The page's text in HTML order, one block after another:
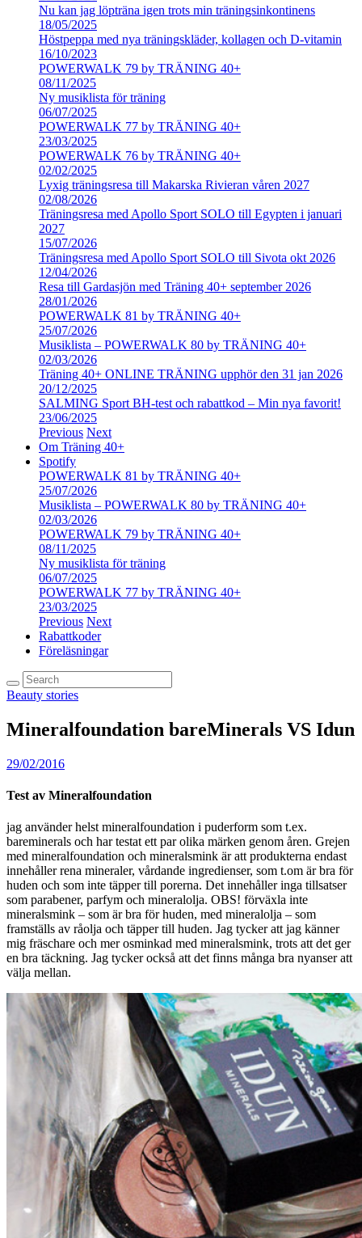
Nu kan jag löpträna igen trots min träningsinkontinens
18/05/2025
Höstpeppa med nya träningskläder, kollagen och D-vitamin
16/10/2023
POWERWALK 79 by TRÄNING 40+
08/11/2025
Ny musiklista för träning
06/07/2025
POWERWALK 77 by TRÄNING 40+
23/03/2025
POWERWALK 76 by TRÄNING 40+
02/02/2025
Lyxig träningsresa till Makarska Rivieran våren 2027
02/08/2026
Träningsresa med Apollo Sport SOLO till Egypten i januari
2027
15/07/2026
Träningsresa med Apollo Sport SOLO till Sivota okt 2026
12/04/2026
Resa till Gardasjön med Träning 40+ september 2026
28/01/2026
POWERWALK 81 by TRÄNING 40+
25/07/2026
Musiklista – POWERWALK 80 by TRÄNING 40+
02/03/2026
Träning 40+ ONLINE TRÄNING upphör den 31 jan 2026
20/12/2025
SALMING Sport BH-test och rabattkod – Min nya favorit!
23/06/2025
Previous Next
Om Träning 40+
Spotify
POWERWALK 81 by TRÄNING 40+
25/07/2026
Musiklista – POWERWALK 80 by TRÄNING 40+
02/03/2026
POWERWALK 79 by TRÄNING 40+
08/11/2025
Ny musiklista för träning
06/07/2025
POWERWALK 77 by TRÄNING 40+
23/03/2025
Previous Next
Rabattkoder
Föreläsningar
Beauty stories
Mineralfoundation bareMinerals VS Idun
29/02/2016
Test av Mineralfoundation
jag använder helst mineralfoundation i puderform som t.ex.
bareminerals och har testat ett par olika märken genom åren. Grejen
med mineralfoundation och mineralsmink är att produkterna endast
innehåller rena mineraler, vårdande ingredienser, som t.om är bra för
huden och som inte täpper till porerna. Det innehåller inga tillsatser
som parabener, parfym och mineralolja. OBS! förväxla inte
mineralsmink – som är bra för huden, med mineralolja – som
framställs av råolja och täpper till huden. Jag tycker att jag känner
mig fräschare och mer osminkad med mineralsmink, trots att det ger
en bra täckning. Jag tycker också att det finns många bra nyanser att
välja mellan.